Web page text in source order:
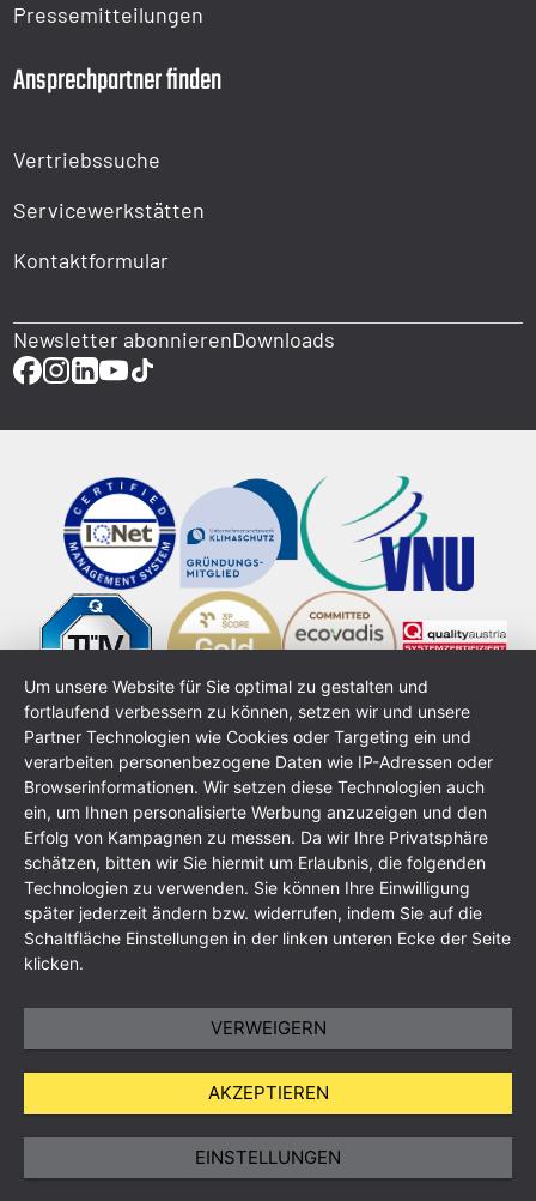
Pressemitteilungen
Ansprechpartner finden
Vertriebssuche
Servicewerkstätten
Kontaktformular
Newsletter abonnierenDownloads
ImpressumDatenschutzerklärungAGBSitemap
Um unsere Website für Sie optimal zu gestalten und
fortlaufend verbessern zu können, setzen wir und unsere
Partner Technologien wie Cookies oder Targeting ein und
verarbeiten personenbezogene Daten wie IP-Adressen oder
Browserinformationen. Wir setzen diese Technologien auch
ein, um Ihnen personalisierte Werbung anzuzeigen und den
Erfolg von Kampagnen zu messen. Da wir Ihre Privatsphäre
schätzen, bitten wir Sie hiermit um Erlaubnis, die folgenden
Technologien zu verwenden. Sie können Ihre Einwilligung
später jederzeit ändern bzw. widerrufen, indem Sie auf die
Schaltfläche Einstellungen in der linken unteren Ecke der Seite
klicken.
VERWEIGERN
AKZEPTIEREN
EINSTELLUNGEN